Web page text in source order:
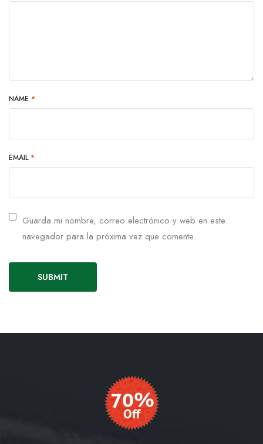
NAME *
EMAIL *
Guarda mi nombre, correo electrónico y web en este
navegador para la próxima vez que comente.